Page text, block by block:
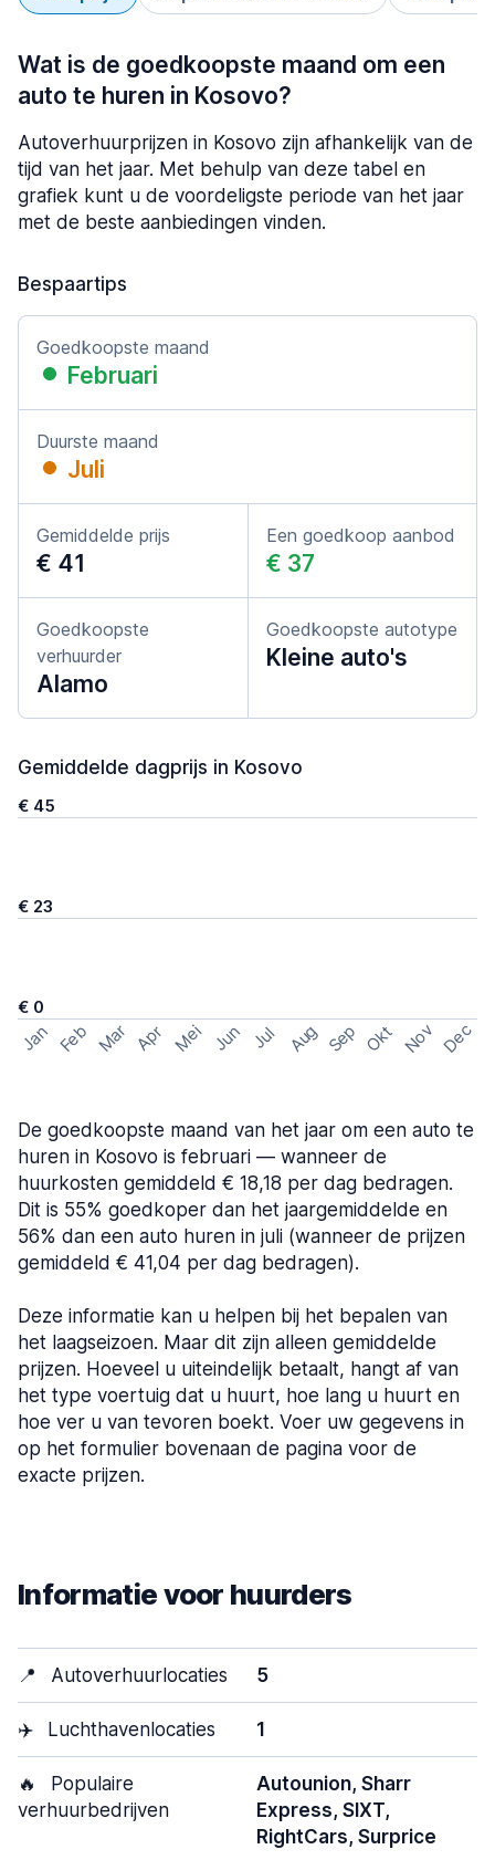
Wat is de goedkoopste maand om een
auto te huren in Kosovo?
Autoverhuurprijzen in Kosovo zijn afhankelijk van de
tijd van het jaar. Met behulp van deze tabel en
grafiek kunt u de voordeligste periode van het jaar
met de beste aanbiedingen vinden.
Bespaartips
Goedkoopste maand
Februari
Duurste maand
Juli
Gemiddelde prijs
€ 41
Een goedkoop aanbod
€ 37
Goedkoopste
verhuurder
Alamo
Goedkoopste autotype
Kleine auto's
Gemiddelde dagprijs in Kosovo
€ 45
€ 23
€ 0
Jan Feb Mar Apr Mei Jun Jul Aug Sep Okt Nov Dec
De goedkoopste maand van het jaar om een auto te
huren in Kosovo is februari — wanneer de
huurkosten gemiddeld € 18,18 per dag bedragen.
Dit is 55% goedkoper dan het jaargemiddelde en
56% dan een auto huren in juli (wanneer de prijzen
gemiddeld € 41,04 per dag bedragen).
Deze informatie kan u helpen bij het bepalen van
het laagseizoen. Maar dit zijn alleen gemiddelde
prijzen. Hoeveel u uiteindelijk betaalt, hangt af van
het type voertuig dat u huurt, hoe lang u huurt en
hoe ver u van tevoren boekt. Voer uw gegevens in
op het formulier bovenaan de pagina voor de
exacte prijzen.
Informatie voor huurders
📍 Autoverhuurlocaties 5
✈️ Luchthavenlocaties 1
🔥
Populaire
verhuurbedrijven
Autounion, Sharr
Express, SIXT,
RightCars, Surprice